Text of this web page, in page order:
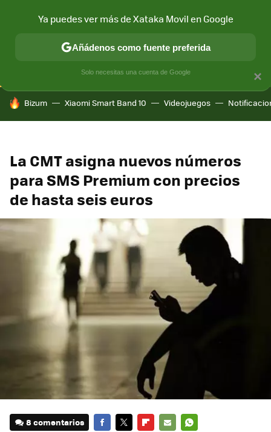
CONECTIVIDAD MÓVIL Y SOCIEDAD APLICACIONES
HOY SE HABLA DE
Bizum Xiaomi Smart Band 10 Videojuegos
La CMT asigna nuevos números
para SMS Premium con precios
de hasta seis euros
8 comentarios
×
Ya puedes ver más de Xataka Movil en Google
Añádenos como fuente preferida
Solo necesitas una cuenta de Google